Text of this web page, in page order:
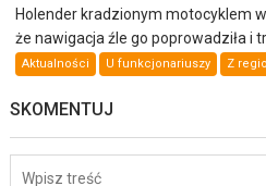
Holender kradzionym motocyklem
że nawigacja źle go poprowadziła i
Aktualności U funkcjonariuszy Z
SKOMENTUJ